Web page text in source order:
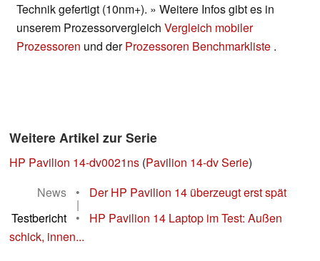
Technik gefertigt (10nm+). » Weitere Infos gibt es in
unserem Prozessorvergleich Vergleich mobiler
Prozessoren und derProzessoren Benchmarkliste .
Weitere Artikel zur Serie
HP Pavilion 14-dv0021ns (Pavilion 14-dv Serie)
News
• Der HP Pavilion 14 überzeugt erst spät
|
Testbericht
•
HP Pavilion 14 Laptop im Test: Außen
schick, innen...